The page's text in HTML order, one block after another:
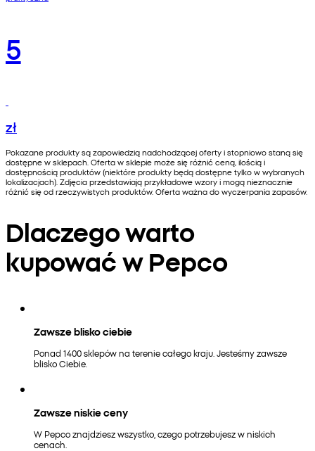
5
zł
Pokazane produkty są zapowiedzią nadchodzącej oferty i stopniowo staną się
dostępne w sklepach. Oferta w sklepie może się różnić ceną, ilością i
dostępnością produktów (niektóre produkty będą dostępne tylko w wybranych
lokalizacjach). Zdjęcia przedstawiają przykładowe wzory i mogą nieznacznie
różnić się od rzeczywistych produktów. Oferta ważna do wyczerpania zapasów.
Dlaczego warto
kupować w Pepco
Zawsze blisko ciebie
Ponad 1400 sklepów na terenie całego kraju. Jesteśmy zawsze
blisko Ciebie.
Zawsze niskie ceny
W Pepco znajdziesz wszystko, czego potrzebujesz w niskich
cenach.